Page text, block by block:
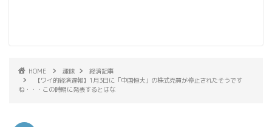
HOME 趣味
経済記事
【ワイ的経済遅報】1月3日に「中国恒大」の株式売買が停止されたそうです
ね・・・この時期に発表するとはな